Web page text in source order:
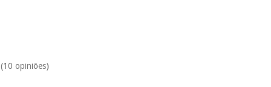
(10 opiniões)